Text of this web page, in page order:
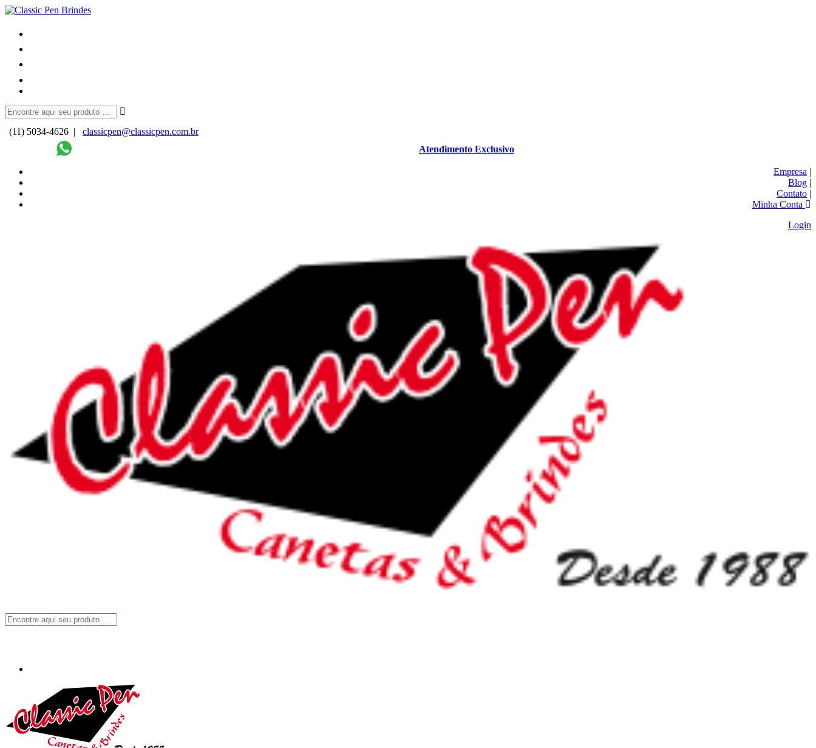
(11) 5034-4626 |
classicpen@classicpen.com.br
Atendimento Exclusivo
Empresa |
Blog |
Contato |
Minha Conta
Login